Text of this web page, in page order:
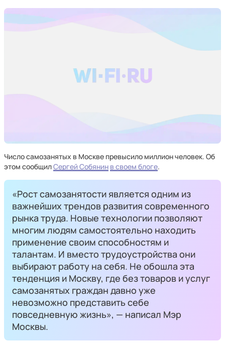
Число самозанятых в Москве превысило миллион человек. Об
этом сообщилСергей Собянин в своем блоге.
«Рост самозанятости является одним из
важнейших трендов развития современного
рынка труда. Новые технологии позволяют
многим людям самостоятельно находить
применение своим способностям и
талантам. И вместо трудоустройства они
выбирают работу на себя. Не обошла эта
тенденция и Москву, где без товаров и услуг
самозанятых граждан давно уже
невозможно представить себе
повседневную жизнь», — написал Мэр
Москвы.